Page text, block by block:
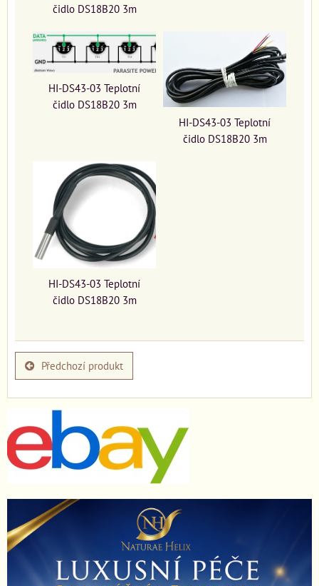
čidlo DS18B20 3m
HI-DS43-03 Teplotní
čidlo DS18B20 3m
HI-DS43-03 Teplotní
čidlo DS18B20 3m
HI-DS43-03 Teplotní
čidlo DS18B20 3m
Předchozí produkt